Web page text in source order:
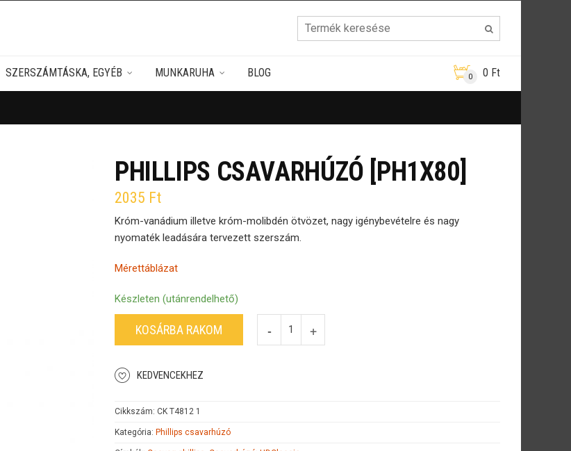
SZERSZÁMTÁSKA, EGYÉB MUNKARUHA BLOG 0 0 Ft
PHILLIPS CSAVARHÚZÓ [PH1X80]
2035 Ft
Króm-vanádium illetve króm-molibdén ötvözet, nagy igénybevételre és nagy
nyomaték leadására tervezett szerszám.
Mérettáblázat
Készleten (utánrendelhető)
KOSÁRBA RAKOM
KEDVENCEKHEZ
Cikkszám: CK T4812 1
Kategória: Phillips csavarhúzó